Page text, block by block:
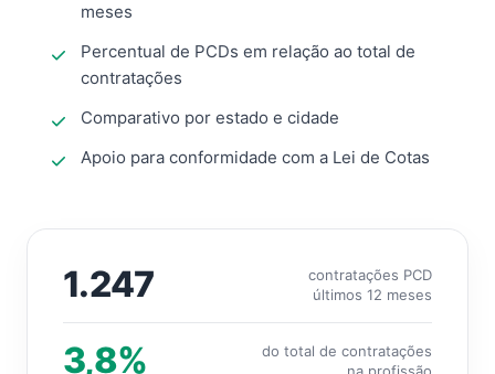
meses
Percentual de PCDs em relação ao total de
contratações
Comparativo por estado e cidade
Apoio para conformidade com a Lei de Cotas
1.247
contratações PCD
últimos 12 meses
3,8%
do total de contratações